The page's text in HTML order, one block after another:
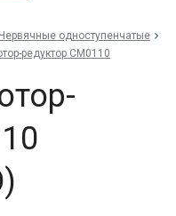
Червячные одноступенчатые
редуктор CM0110